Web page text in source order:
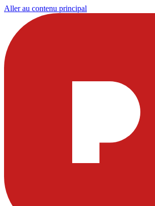
Aller au contenu principal